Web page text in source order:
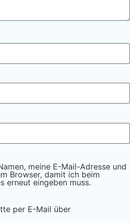
meine E-Mail-Adresse und
Browser, damit ich beim
erneut eingeben muss.
per E-Mail über